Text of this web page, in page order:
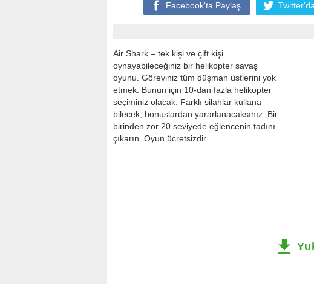
Facebook'ta Paylaş Twitter'da
Air Shark – tek kişi ve çift kişi
oynayabileceğiniz bir helikopter savaş
oyunu. Göreviniz tüm düşman üstlerini yok
etmek. Bunun için 10-dan fazla helikopter
seçiminiz olacak. Farklı silahlar kullana
bilecek, bonuslardan yararlanacaksınız. Bir
birinden zor 20 seviyede eğlencenin tadını
çıkarın. Oyun ücretsizdir.